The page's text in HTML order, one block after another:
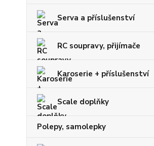
Serva a příslušenství
RC soupravy, přijímače
Karoserie + příslušenství
Scale doplňky
Polepy, samolepky